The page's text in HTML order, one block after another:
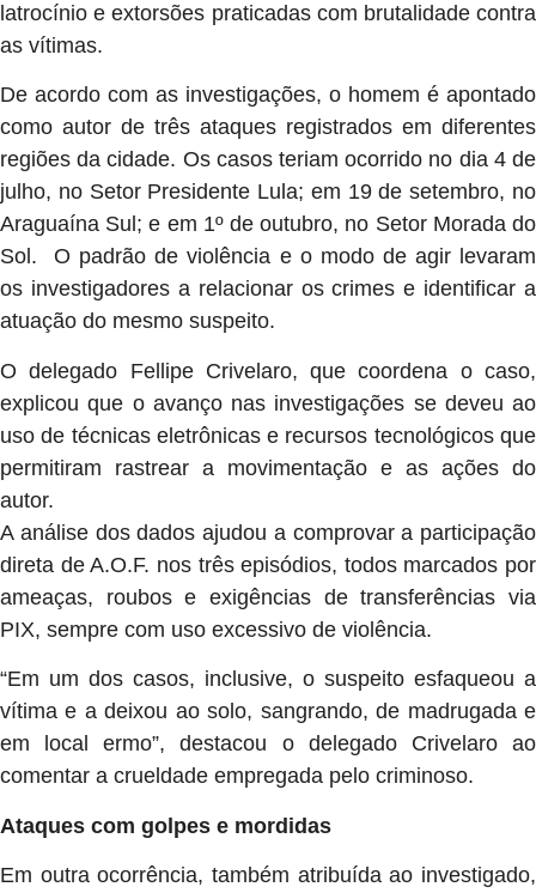
latrocínio e extorsões praticadas com brutalidade contra
as vítimas.
De acordo com as investigações, o homem é apontado
como autor de três ataques registrados em diferentes
regiões da cidade. Os casos teriam ocorrido no dia 4 de
julho, no Setor Presidente Lula; em 19 de setembro, no
Araguaína Sul; e em 1º de outubro, no Setor Morada do
Sol. O padrão de violência e o modo de agir levaram
os investigadores a relacionar os crimes e identificar a
atuação do mesmo suspeito.
O delegado Fellipe Crivelaro, que coordena o caso,
explicou que o avanço nas investigações se deveu ao
uso de técnicas eletrônicas e recursos tecnológicos que
permitiram rastrear a movimentação e as ações do
autor.
A análise dos dados ajudou a comprovar a participação
direta de A.O.F. nos três episódios, todos marcados por
ameaças, roubos e exigências de transferências via
PIX, sempre com uso excessivo de violência.
“Em um dos casos, inclusive, o suspeito esfaqueou a
vítima e a deixou ao solo, sangrando, de madrugada e
em local ermo”, destacou o delegado Crivelaro ao
comentar a crueldade empregada pelo criminoso.
Ataques com golpes e mordidas
Em outra ocorrência, também atribuída ao investigado,